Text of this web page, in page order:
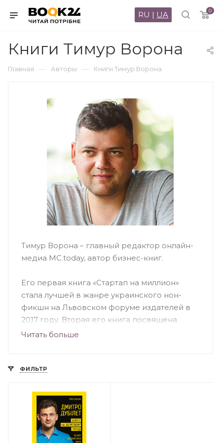
0
RU | UA
Книги Тимур Ворона
Главная — Авторы — Книги Тимур Ворона
Тимур Ворона – главный редактор онлайн-
медиа MC.today, автор бизнес-книг.
Его первая книга «Стартап на миллион»
стала лучшей в жанре украинского нон-
фикшн на Львовском форуме издателей в
2017 году. Вторая его книга посвящена
бизнес-принципам сооснователя Fintech
про инвестиции «Взаимодействие IT-
предпринимателя и венчурного инвестора.
Настольная книга основателя стартапа» и
бестселлера «Big Money. Принципы первых»,
Читать больше
ФИЛЬТР